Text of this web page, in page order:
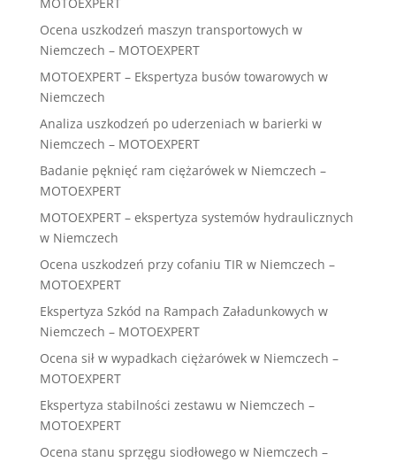
MOTOEXPERT
Ocena uszkodzeń maszyn transportowych w
Niemczech – MOTOEXPERT
MOTOEXPERT – Ekspertyza busów towarowych w
Niemczech
Analiza uszkodzeń po uderzeniach w barierki w
Niemczech – MOTOEXPERT
Badanie pęknięć ram ciężarówek w Niemczech –
MOTOEXPERT
MOTOEXPERT – ekspertyza systemów hydraulicznych
w Niemczech
Ocena uszkodzeń przy cofaniu TIR w Niemczech –
MOTOEXPERT
Ekspertyza Szkód na Rampach Załadunkowych w
Niemczech – MOTOEXPERT
Ocena sił w wypadkach ciężarówek w Niemczech –
MOTOEXPERT
Ekspertyza stabilności zestawu w Niemczech –
MOTOEXPERT
Ocena stanu sprzęgu siodłowego w Niemczech –